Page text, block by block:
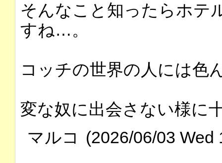
そんなこと知ったらホテ
すね…。
コッチの世界の人には色
変な奴に出会さない様に
マルコ (2026/06/03 Wed